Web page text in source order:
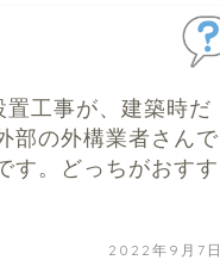
置工事が、建築時だ
部の外構業者さんで
す。どっちがおすす
2022年9月7日